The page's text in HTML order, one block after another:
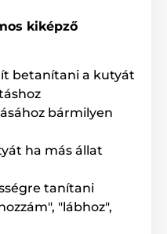
jelzi az
kutyát és az elem
lehetővé teszi a négy
gombhoz
2000 Mini erős és
nyakörvvel
kiképző
betanítani a kutyát
bármilyen
ha más állat
tanítani
"lábhoz",